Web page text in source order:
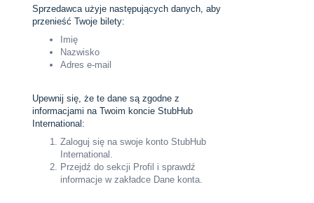
Sprzedawca użyje następujących danych, aby
przenieść Twoje bilety:
Imię
Nazwisko
Adres e-mail
Upewnij się, że te dane są zgodne z
informacjami na Twoim koncie StubHub
International:
Zaloguj się na swoje konto StubHub
International.
Przejdź do sekcji Profil i sprawdź
informacje w zakładce Dane konta.